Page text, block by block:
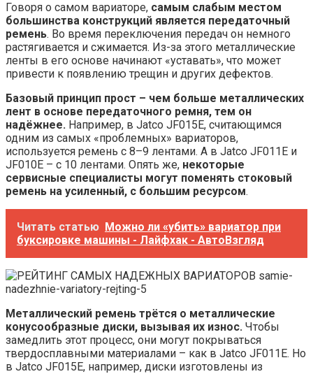
Говоря о самом вариаторе, самым слабым местом
большинства конструкций является передаточный
ремень. Во время переключения передач он немного
растягивается и сжимается. Из-за этого металлические
ленты в его основе начинают «уставать», что может
привести к появлению трещин и других дефектов.
Базовый принцип прост – чем больше металлических
лент в основе передаточного ремня, тем он
надёжнее. Например, в Jatco JF015E, считающимся
одним из самых «проблемных» вариаторов,
используется ремень с 8–9 лентами. А в Jatco JF011E и
JF010E – с 10 лентами. Опять же, некоторые
сервисные специалисты могут поменять стоковый
ремень на усиленный, с большим ресурсом.
Читать статью Можно ли «убить» вариатор при
буксировке машины - Лайфхак - АвтоВзгляд
Металлический ремень трётся о металлические
конусообразные диски, вызывая их износ. Чтобы
замедлить этот процесс, они могут покрываться
твердосплавными материалами – как в Jatco JF011E. Но
в Jatco JF015E, например, диски изготовлены из